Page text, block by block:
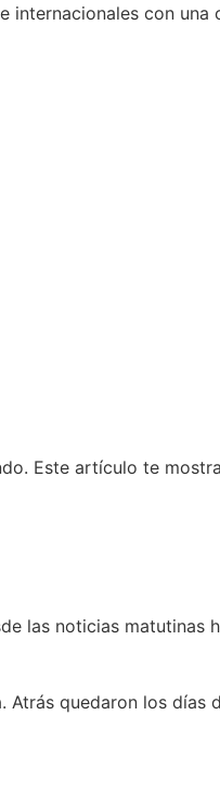
internacionales con una
Este artículo te
las noticias matutinas
quedaron los días